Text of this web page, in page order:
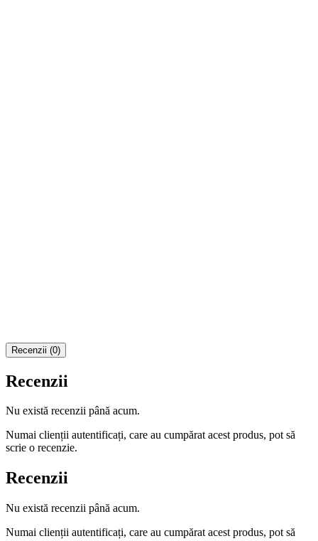
Recenzii (0)
Recenzii
Nu există recenzii până acum.
Numai clienții autentificați, care au cumpărat acest produs, pot să
scrie o recenzie.
Recenzii
Nu există recenzii până acum.
Numai clienții autentificați, care au cumpărat acest produs, pot să